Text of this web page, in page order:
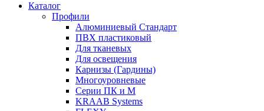
Каталог
Профили
Алюминиевый Стандарт
ПВХ пластиковый
Для тканевых
Для освещения
Карнизы (Гардины)
Многоуровневые
Серии ПК и М
KRAAB Systems